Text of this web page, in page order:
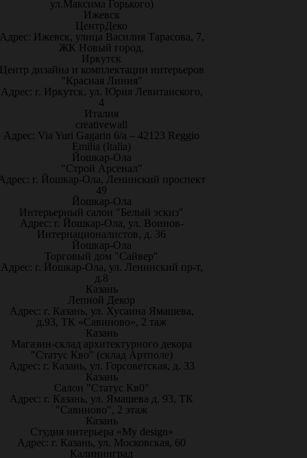
ул.Максима Горького)
Ижевск
ЦентрДеко
Ижевск, улица Василия Тарасова, 7,
ЖК Новый город.
Иркутск
дизайна и комплектации интерьеров
"Красная Линия"
Адрес: г. Иркутск, ул. Юрия Левитанского,
4
Италия
creativewall
Адрес: Via Yuri Gagarin 6/a – 42123 Reggio
Emilia (Italia)
Йошкар-Ола
"Строй Арсенал"
г. Йошкар-Ола, Ленинский проспект
49
Йошкар-Ола
Интерьерный салон "Белый эскиз"
Адрес: г. Йошкар-Ола, ул. Воинов-
Интернационалистов, д. 36
Йошкар-Ола
Торговый дом "Сайвер"
Адрес: г. Йошкар-Ола, ул. Ленинский пр-т,
д.8
Казань
Лепной Декор
Адрес: г. Казань, ул. Хусаина Ямашева,
д.93, ТК «Савиново», 2 таж
Казань
Магазин-склад архитектурного декора
"Статус Кво" (склад Артполе)
Адрес: г. Казань, ул. Горсоветская, д. 33
Казань
Салон "Статус Кв0"
Адрес: г. Казань, ул. Ямашева д. 93, ТК
"Савиново", 2 этаж
Казань
Студия интерьера «My design»
Адрес: г. Казань, ул. Московская, 60
Калининград